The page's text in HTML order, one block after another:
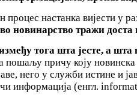
процес настанка вијести у
новинарство тражи
тога шта јесте, а шта
пошаљу причу коју
него у служби истине и
информација (енгл.